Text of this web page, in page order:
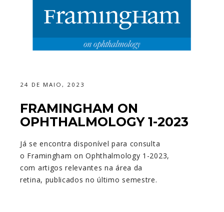
24 DE MAIO, 2023
FRAMINGHAM ON
OPHTHALMOLOGY 1-2023
Já se encontra disponível para consulta
o Framingham on Ophthalmology 1-2023,
com artigos relevantes na área da
retina, publicados no último semestre.